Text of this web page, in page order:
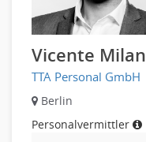
Vicente Milan
TTA Personal GmbH
Berlin
Personalvermittler